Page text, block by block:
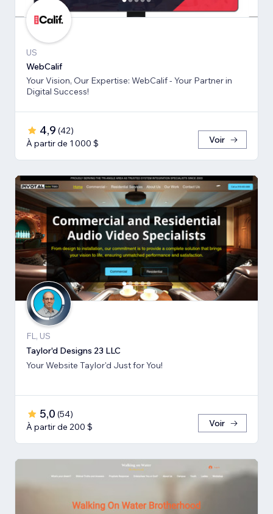
US
WebCalif
Your Vision, Our Expertise: WebCalif - Your Partner in
Digital Success!
4,9 (42)
À partir de 1 000 $
Voir
FL, US
Taylor'd Designs 23 LLC
Your Website Taylor'd Just for You!
5,0 (54)
À partir de 200 $
Voir